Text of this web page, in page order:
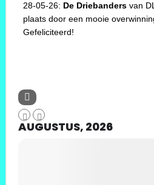
28-05-26: De Driebandersvan
plaats door een mooie
Gefeliciteerd!
AUGUSTUS, 2026